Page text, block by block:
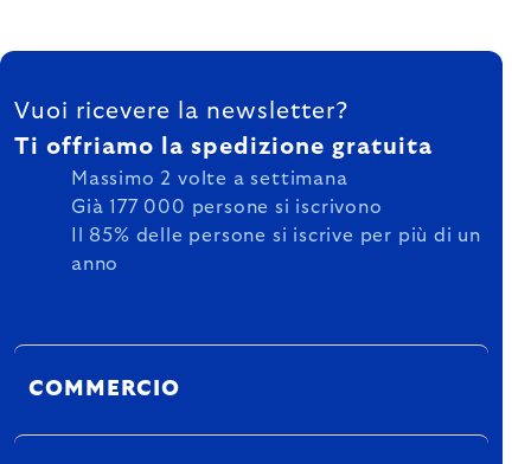
FOOTER
Vuoi ricevere la newsletter?
Ti offriamo la spedizione gratuita
Massimo 2 volte a settimana
Già 177 000 persone si iscrivono
Il 85% delle persone si iscrive per più di un
anno
COMMERCIO